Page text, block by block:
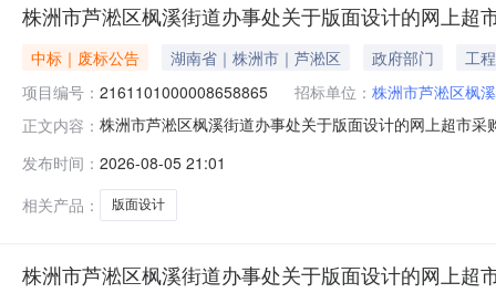
株洲市芦淞区枫溪街道办事处关于版面设计的网上超
中标｜废标公告 湖南省｜株洲市｜芦淞区 政府部门
工程
项目编号： 2161101000008658865 招标单位： 株洲市芦淞区枫
正文内容： 株洲市芦淞区枫溪街道办事处关于版面设计的网上超市
充说明:因街道手续调整，取消订单八、其他事项：
发布时间： 2026-08-05 21:01
相关产品：
版面设计
株洲市芦淞区枫溪街道办事处关于版面设计的网上超